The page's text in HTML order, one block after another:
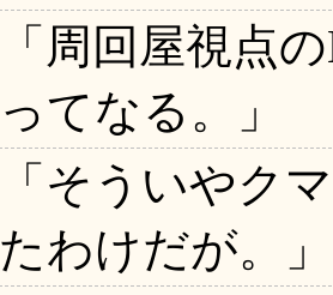
「周回屋視点
ってなる。」
「そういやク
たわけだが。」